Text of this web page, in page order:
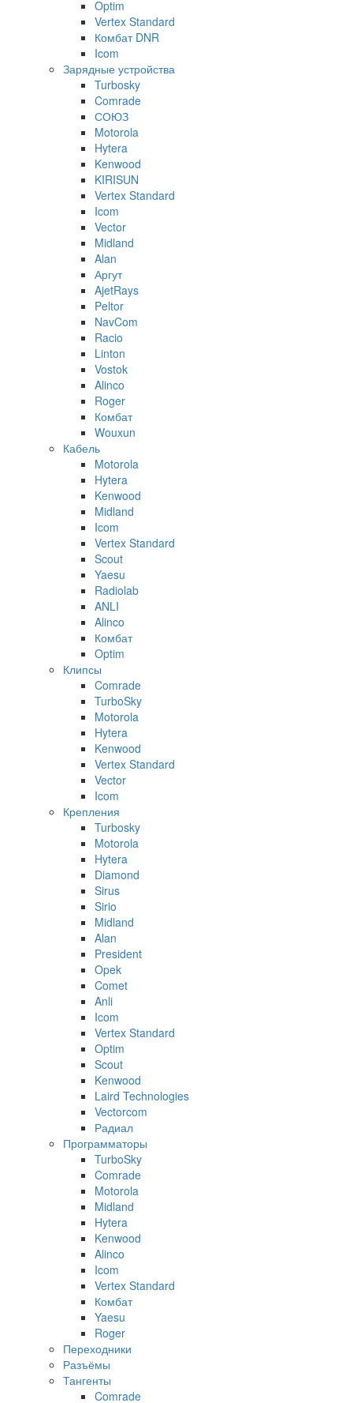
Optim
Vertex Standard
Комбат DNR
Icom
Зарядные устройства
Turbosky
Comrade
СОЮЗ
Motorola
Hytera
Kenwood
KIRISUN
Vertex Standard
Icom
Vector
Midland
Alan
Аргут
AjetRays
Peltor
NavCom
Racio
Linton
Vostok
Alinco
Roger
Комбат
Wouxun
Кабель
Motorola
Hytera
Kenwood
Midland
Icom
Vertex Standard
Scout
Yaesu
Radiolab
ANLI
Alinco
Комбат
Optim
Клипсы
Comrade
TurboSky
Motorola
Hytera
Kenwood
Vertex Standard
Vector
Icom
Крепления
Turbosky
Motorola
Hytera
Diamond
Sirus
Sirio
Midland
Alan
President
Opek
Comet
Anli
Icom
Vertex Standard
Optim
Scout
Kenwood
Laird Technologies
Vectorcom
Радиал
Программаторы
TurboSky
Comrade
Motorola
Midland
Hytera
Kenwood
Alinco
Icom
Vertex Standard
Комбат
Yaesu
Roger
Переходники
Разъёмы
Тангенты
Comrade